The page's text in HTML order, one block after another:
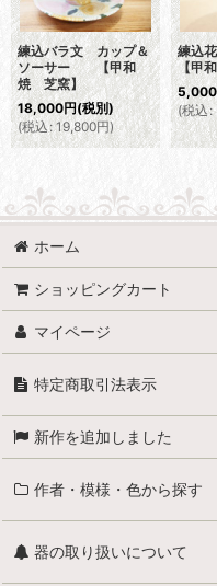
練込バラ文 カップ＆
ソーサー 【甲和
焼 芝窯】
18,000円(税別)
(税込: 19,800円)
練
【甲
5,000
(税込:
ホーム
ショッピングカート
マイページ
特定商取引法表示
新作を追加しました
作者・模様・色から探す
器の取り扱いについて